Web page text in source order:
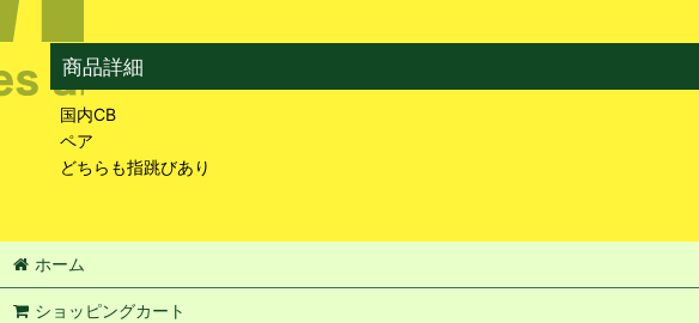
商品詳細
国内CB
ペア
どちらも指跳びあり
ホーム
ショッピングカート